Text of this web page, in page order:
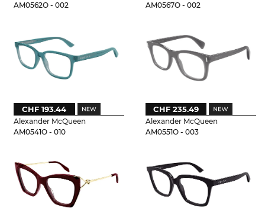
AM0562O - 002
AM0567O - 002
Alexander McQueen
AM0541O - 010
CHF 193.44
Alexander McQueen
AM0551O - 003
CHF 235.49